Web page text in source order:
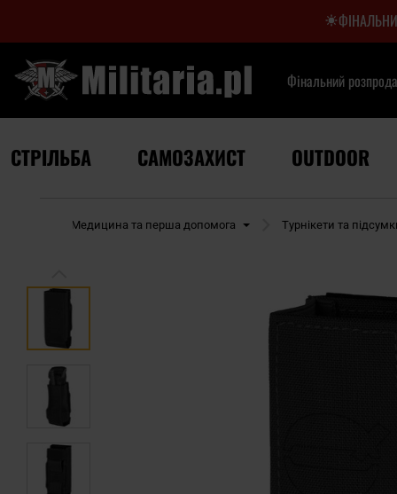
Фінальний
СТРІЛЬБА САМОЗАХИСТ OUTDOOR
Медицина та перша допомога Турнікети та